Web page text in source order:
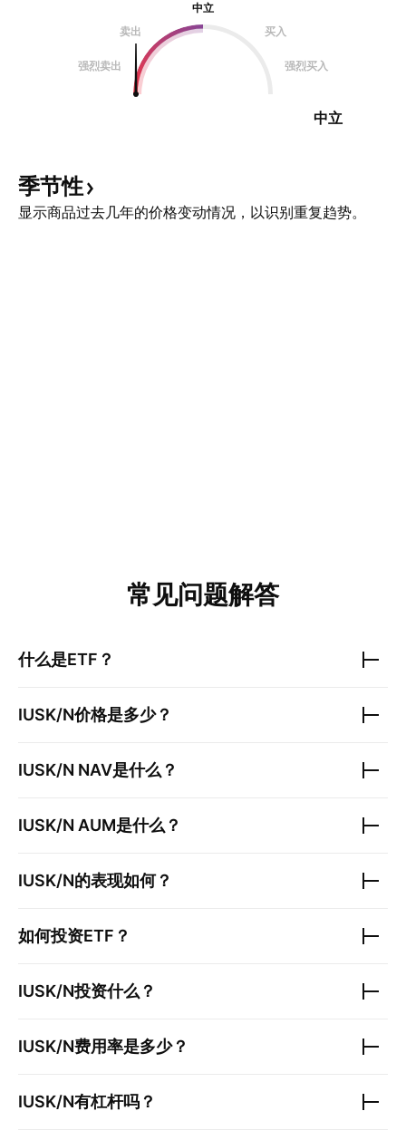
中立
卖出
买入
强烈卖出 强烈买入
中立
季节性
显示商品过去几年的价格变动情况，以识别重复趋势。
常见问题解答
什么是ETF？
IUSK/N价格是多少？
IUSK/N NAV是什么？
IUSK/N AUM是什么？
IUSK/N的表现如何？
如何投资ETF？
IUSK/N投资什么？
IUSK/N费用率是多少？
IUSK/N有杠杆吗？